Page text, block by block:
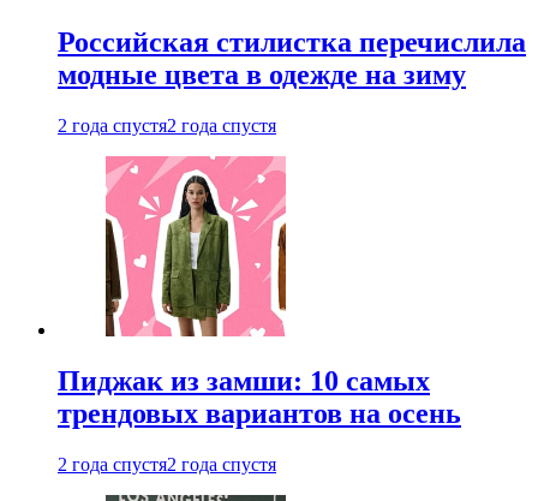
Российская стилистка перечислила
модные цвета в одежде на зиму
2 года спустя2 года спустя
Пиджак из замши: 10 самых
трендовых вариантов на осень
2 года спустя2 года спустя